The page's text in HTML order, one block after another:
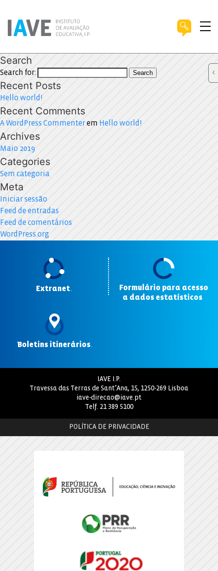
Search
Search for: Search
Recent Posts
Hello world!
Recent Comments
A WordPress Commenterem Hello world!
Archives
Maio 2019
Categories
Sem categoria
Meta
Iniciar sessão
Feed de entradas
Feed de comentários
WordPress.org
Extranet.
Formulário para acesso
a dados estatísticos
Boletins itinerários.
IAVE I.P.
Travessa das Terras de Sant’Ana, 15, 1250-269 Lisboa
iave-direcao@iave.pt
Telf. 21 389 5100
POLÍTICA DE PRIVACIDADE